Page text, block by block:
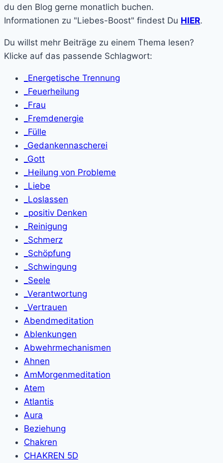
du den Blog gerne monatlich buchen.
Informationen zu "Liebes-Boost" findest Du HIER.
Du willst mehr Beiträge zu einem Thema lesen?
Klicke auf das passende Schlagwort:
_Energetische Trennung
_Feuerheilung
_Frau
_Fremdenergie
_Fülle
_Gedankennascherei
_Gott
_Heilung von Probleme
_Liebe
_Loslassen
_positiv Denken
_Reinigung
_Schmerz
_Schöpfung
_Schwingung
_Seele
_Verantwortung
_Vertrauen
Abendmeditation
Ablenkungen
Abwehrmechanismen
Ahnen
AmMorgenmeditation
Atem
Atlantis
Aura
Beziehung
Chakren
CHAKREN 5D